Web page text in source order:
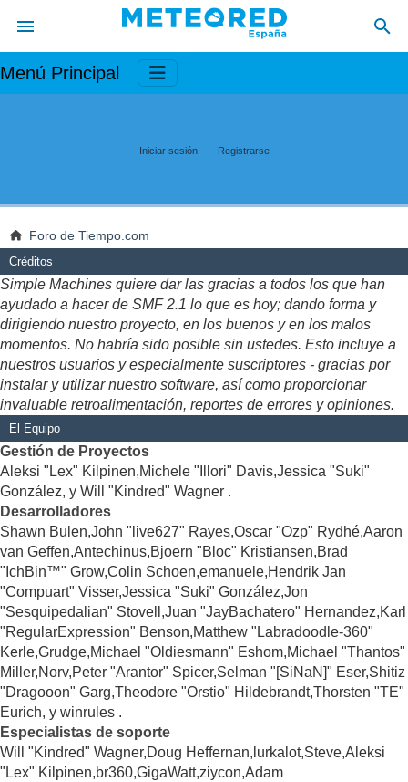
Menú Principal
Iniciar sesión Registrarse
Foro de Tiempo.com
Créditos
Simple Machines quiere dar las gracias a todos los que han
ayudado a hacer de SMF 2.1 lo que es hoy; dando forma y
dirigiendo nuestro proyecto, en los buenos y en los malos
momentos. No habría sido posible sin ustedes. Esto incluye a
nuestros usuarios y especialmente suscriptores - gracias por
instalar y utilizar nuestro software, así como proporcionar
invaluable retroalimentación, reportes de errores y opiniones.
El Equipo
Gestión de Proyectos
Aleksi "Lex" Kilpinen,Michele "Illori" Davis,Jessica "Suki"
González, y Will "Kindred" Wagner .
Desarrolladores
Shawn Bulen,John "live627" Rayes,Oscar "Ozp" Rydhé,Aaron
van Geffen,Antechinus,Bjoern "Bloc" Kristiansen,Brad
"IchBin™" Grow,Colin Schoen,emanuele,Hendrik Jan
"Compuart" Visser,Jessica "Suki" González,Jon
"Sesquipedalian" Stovell,Juan "JayBachatero" Hernandez,Karl
"RegularExpression" Benson,Matthew "Labradoodle-360"
Kerle,Grudge,Michael "Oldiesmann" Eshom,Michael "Thantos"
Miller,Norv,Peter "Arantor" Spicer,Selman "[SiNaN]" Eser,Shitiz
"Dragooon" Garg,Theodore "Orstio" Hildebrandt,Thorsten "TE"
Eurich, y winrules .
Especialistas de soporte
Will "Kindred" Wagner,Doug Heffernan,lurkalot,Steve,Aleksi
"Lex" Kilpinen,br360,GigaWatt,ziycon,Adam